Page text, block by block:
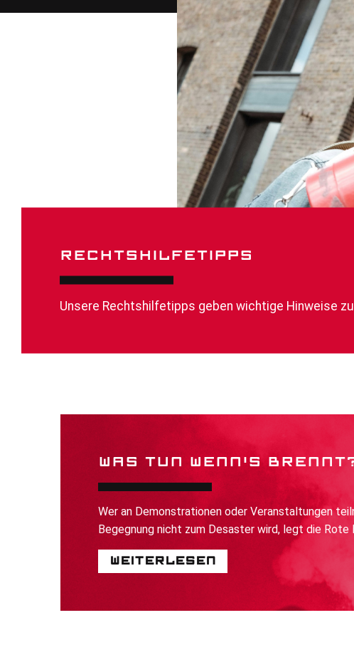
RECHTSHILFETIPPS
Unsere Rechtshilfetipps geben wichtige Hinweise
WAS TUN WENN'S
Wer an Demonstrationen oder Veranstaltungen
Begegnung nicht zum Desaster wird, legt die Rote
Weiterlesen